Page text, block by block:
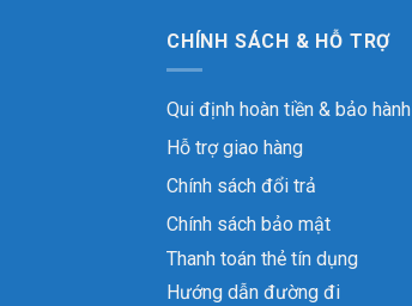
CHÍNH SÁCH & HỖ TRỢ
Qui định hoàn tiền & bảo hành
Hỗ trợ giao hàng
Chính sách đổi trả
Chính sách bảo mật
Thanh toán thẻ tín dụng
Hướng dẫn đường đi